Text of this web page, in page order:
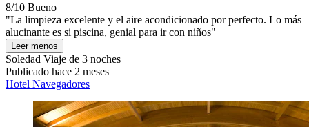
8/10 Bueno
"La limpieza excelente y el aire acondicionado por perfecto. Lo más
alucinante es si piscina, genial para ir con niños"
Leer menos
Soledad Viaje de 3 noches
Publicado hace 2 meses
Hotel Navegadores